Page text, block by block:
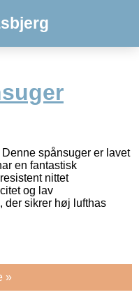
spånsuger er lavet
en fantastisk
nittet
og lav
der sikrer høj lufthas
»